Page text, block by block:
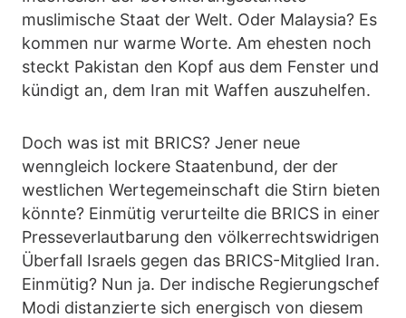
muslimische Staat der Welt. Oder Malaysia? Es
kommen nur warme Worte. Am ehesten noch
steckt Pakistan den Kopf aus dem Fenster und
kündigt an, dem Iran mit Waffen auszuhelfen.
Doch was ist mit BRICS? Jener neue
wenngleich lockere Staatenbund, der der
westlichen Wertegemeinschaft die Stirn bieten
könnte? Einmütig verurteilte die BRICS in einer
Presseverlautbarung den völkerrechtswidrigen
Überfall Israels gegen das BRICS-Mitglied Iran.
Einmütig? Nun ja. Der indische Regierungschef
Modi distanzierte sich energisch von diesem